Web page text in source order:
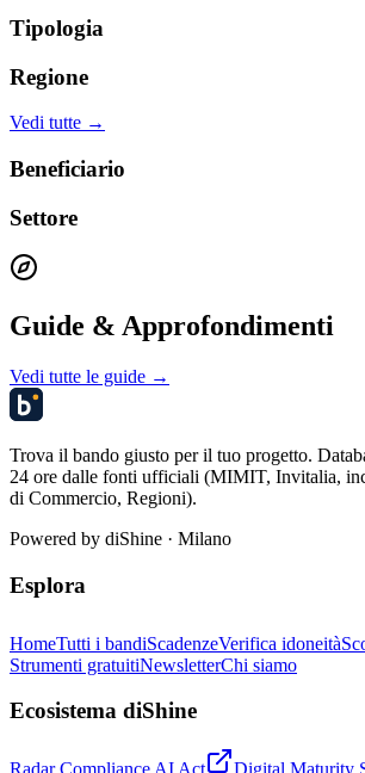
Tipologia
Regione
Vedi tutte →
Beneficiario
Settore
Guide & Approfondimenti
Vedi tutte le guide →
Trova il bando giusto per il tuo progetto.
24 ore dalle fonti ufficiali (MIMIT, Invitalia,
di Commercio, Regioni).
Powered by diShine · Milano
Esplora
HomeTutti i bandiScadenzeVerifica idoneità
Strumenti gratuitiNewsletterChi siamo
Ecosistema diShine
Radar Compliance AI Act Digital Maturity